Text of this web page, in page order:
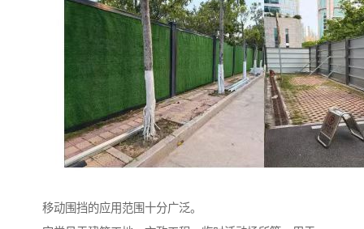
移动围挡的应用范围十分广泛。